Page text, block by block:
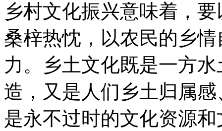
乡村文化振兴意味着，
桑梓热忱，以农民的乡
力。乡土文化既是一方
造，又是人们乡土归属
是永不过时的文化资源